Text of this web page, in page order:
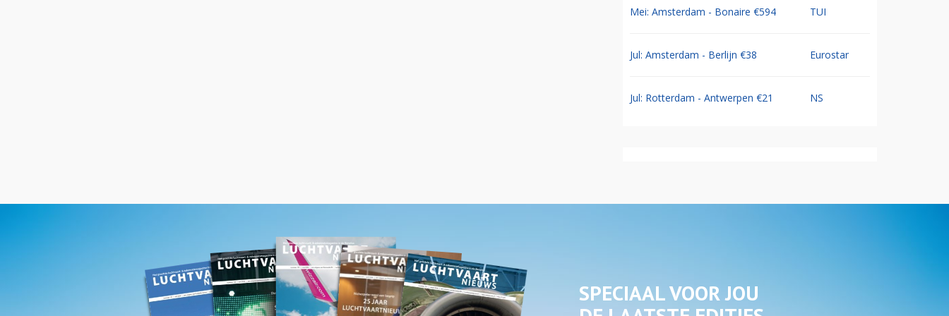
Mei: Amsterdam - Bonaire €594 TUI
Jul: Amsterdam - Berlijn €38 Eurostar
Jul: Rotterdam - Antwerpen €21 NS
SPECIAAL VOOR JOU